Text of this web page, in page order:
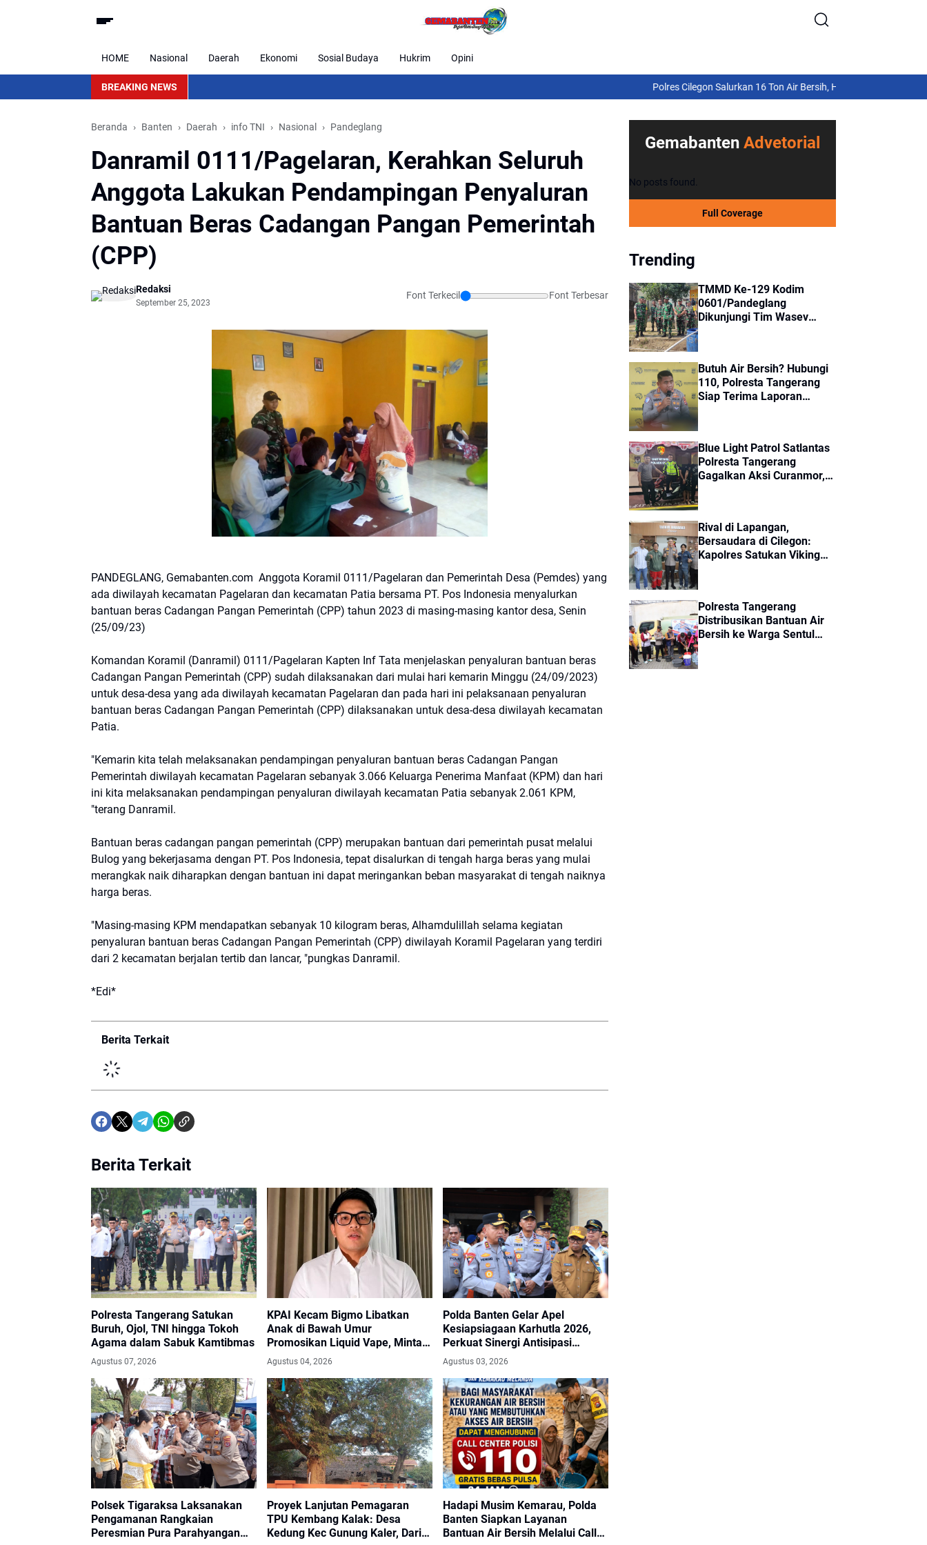
HOME Nasional Daerah Ekonomi Sosial Budaya Hukrim Opini
BREAKING NEWS Polres Cilegon Salurkan 16 Ton Air Bersih, Hadir Ringankan Warga
Beranda Banten Daerah info TNI Nasional Pandeglang
Danramil 0111/Pagelaran, Kerahkan Seluruh
Anggota Lakukan Pendampingan Penyaluran
Bantuan Beras Cadangan Pangan Pemerintah
(CPP)
Redaksi
September 25, 2023
Font Terkecil Font Terbesar
PANDEGLANG, Gemabanten.com Anggota Koramil 0111/Pagelaran dan Pemerintah Desa (Pemdes) yang
ada diwilayah kecamatan Pagelaran dan kecamatan Patia bersama PT. Pos Indonesia menyalurkan
bantuan beras Cadangan Pangan Pemerintah (CPP) tahun 2023 di masing-masing kantor desa, Senin
(25/09/23)
Komandan Koramil (Danramil) 0111/Pagelaran Kapten Inf Tata menjelaskan penyaluran bantuan beras
Cadangan Pangan Pemerintah (CPP) sudah dilaksanakan dari mulai hari kemarin Minggu (24/09/2023)
untuk desa-desa yang ada diwilayah kecamatan Pagelaran dan pada hari ini pelaksanaan penyaluran
bantuan beras Cadangan Pangan Pemerintah (CPP) dilaksanakan untuk desa-desa diwilayah kecamatan
Patia.
"Kemarin kita telah melaksanakan pendampingan penyaluran bantuan beras Cadangan Pangan
Pemerintah diwilayah kecamatan Pagelaran sebanyak 3.066 Keluarga Penerima Manfaat (KPM) dan hari
ini kita melaksanakan pendampingan penyaluran diwilayah kecamatan Patia sebanyak 2.061 KPM,
"terang Danramil.
Bantuan beras cadangan pangan pemerintah (CPP) merupakan bantuan dari pemerintah pusat melalui
Bulog yang bekerjasama dengan PT. Pos Indonesia, tepat disalurkan di tengah harga beras yang mulai
merangkak naik diharapkan dengan bantuan ini dapat meringankan beban masyarakat di tengah naiknya
harga beras.
"Masing-masing KPM mendapatkan sebanyak 10 kilogram beras, Alhamdulillah selama kegiatan
penyaluran bantuan beras Cadangan Pangan Pemerintah (CPP) diwilayah Koramil Pagelaran yang terdiri
dari 2 kecamatan berjalan tertib dan lancar, "pungkas Danramil.
*Edi*
Berita Terkait
Berita Terkait
Polresta Tangerang Satukan
Buruh, Ojol, TNI hingga Tokoh
Agama dalam Sabuk Kamtibmas
Agustus 07, 2026
KPAI Kecam Bigmo Libatkan
Anak di Bawah Umur
Promosikan Liquid Vape, Minta
Aparat Bertindak Tegas
Agustus 04, 2026
Polda Banten Gelar Apel
Kesiapsiagaan Karhutla 2026,
Perkuat Sinergi Antisipasi
Bencana
Agustus 03, 2026
Polsek Tigaraksa Laksanakan
Pengamanan Rangkaian
Peresmian Pura Parahyangan
Proyek Lanjutan Pemagaran
TPU Kembang Kalak: Desa
Kedung Kec Gunung Kaler, Dari
Hadapi Musim Kemarau, Polda
Banten Siapkan Layanan
Bantuan Air Bersih Melalui Call
Gemabanten Advetorial
No posts found.
Full Coverage
Trending
TMMD Ke-129 Kodim
0601/Pandeglang
Dikunjungi Tim Wasev
Butuh Air Bersih? Hubungi
110, Polresta Tangerang
Siap Terima Laporan
Blue Light Patrol Satlantas
Polresta Tangerang
Gagalkan Aksi Curanmor,
Rival di Lapangan,
Bersaudara di Cilegon:
Kapolres Satukan Viking
Polresta Tangerang
Distribusikan Bantuan Air
Bersih ke Warga Sentul